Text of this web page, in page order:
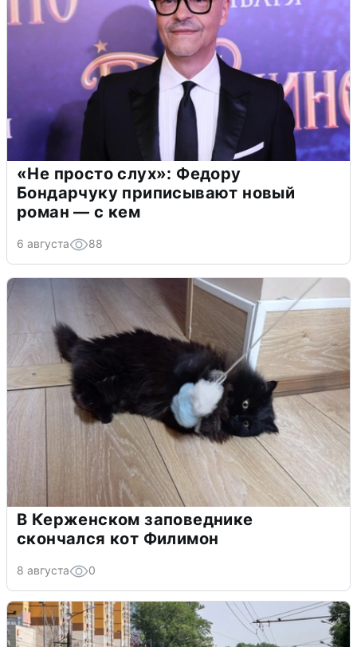
«Не просто слух»: Федору
Бондарчуку приписывают новый
роман — с кем
6 августа 88
В Керженском заповеднике
скончался кот Филимон
8 августа 0